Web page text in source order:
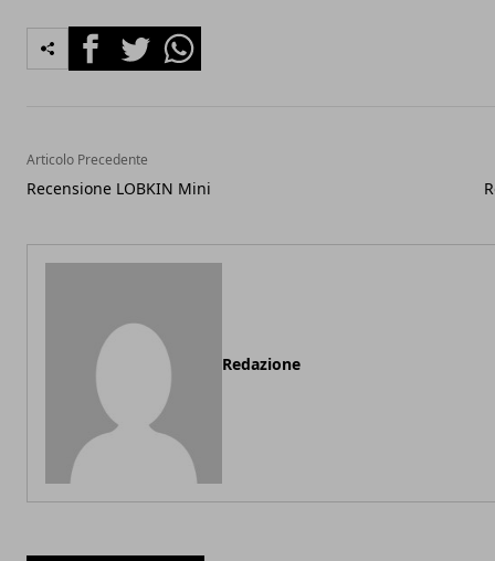
FacebookTwitterWhatsapp
Articolo Precedente
Recensione LOBKIN Mini
Redazione